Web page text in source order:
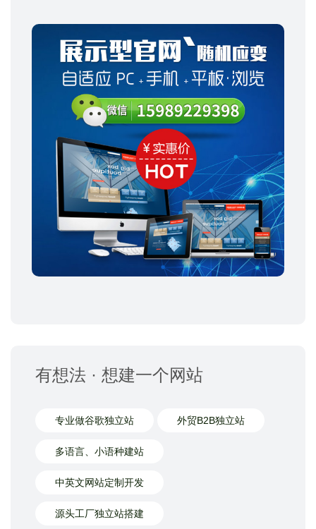
有想法 · 想建一个网站
专业做谷歌独立站 外贸B2B独立站
多语言、小语种建站
中英文网站定制开发
源头工厂独立站搭建